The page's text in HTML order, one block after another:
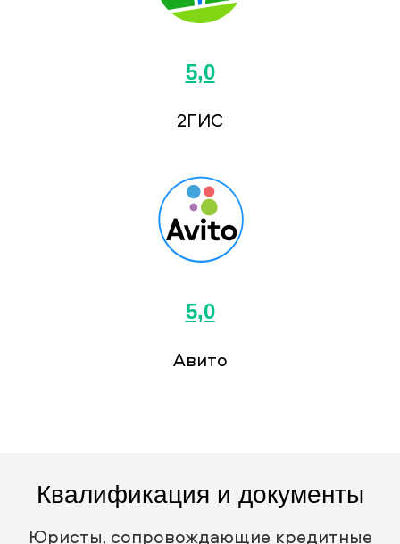
5,0
2ГИС
5,0
Авито
Квалификация и документы
Юристы, сопровождающие кредитные